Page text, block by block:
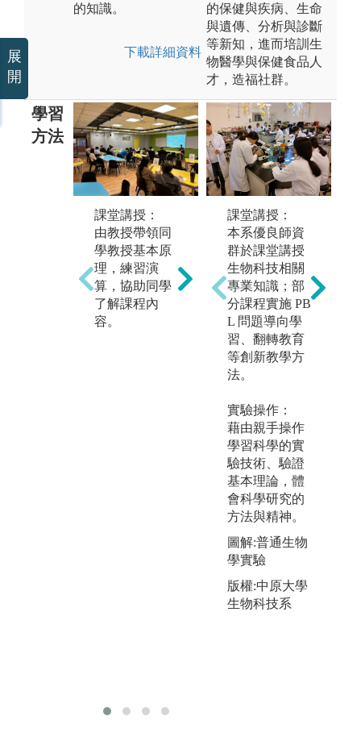
的知識。
下載詳細資料
的保健與疾病、生命
與遺傳、分析與診斷
等新知，進而培訓生
物醫學與保健食品人
才，造福社群。
學習
方法
課堂講授：
由教授帶領同
學教授基本原
理，練習演
算，協助同學
了解課程內
容。
專題研究：
藉由餐與教授
的專門領域研
究，讓同學有
機會進行物理
主題探討。
大學物理系專
題論文競賽
課堂講授：
本系優良師資
群於課堂講授
生物科技相關
專業知識；部
分課程實施 PB
L 問題導向學
習、翻轉教育
等創新教學方
法。
實驗操作：
藉由親手操作
學習科學的實
驗技術、驗證
基本理論，體
會科學研究的
方法與精神。
圖解:普通生物
學實驗
版權:中原大學
生物科技系
展
開